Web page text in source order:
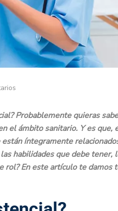
Probablemente quieras
el ámbito sanitario. Y es que,
íntegramente
habilidades que debe tener,
rol? En este artículo te damos